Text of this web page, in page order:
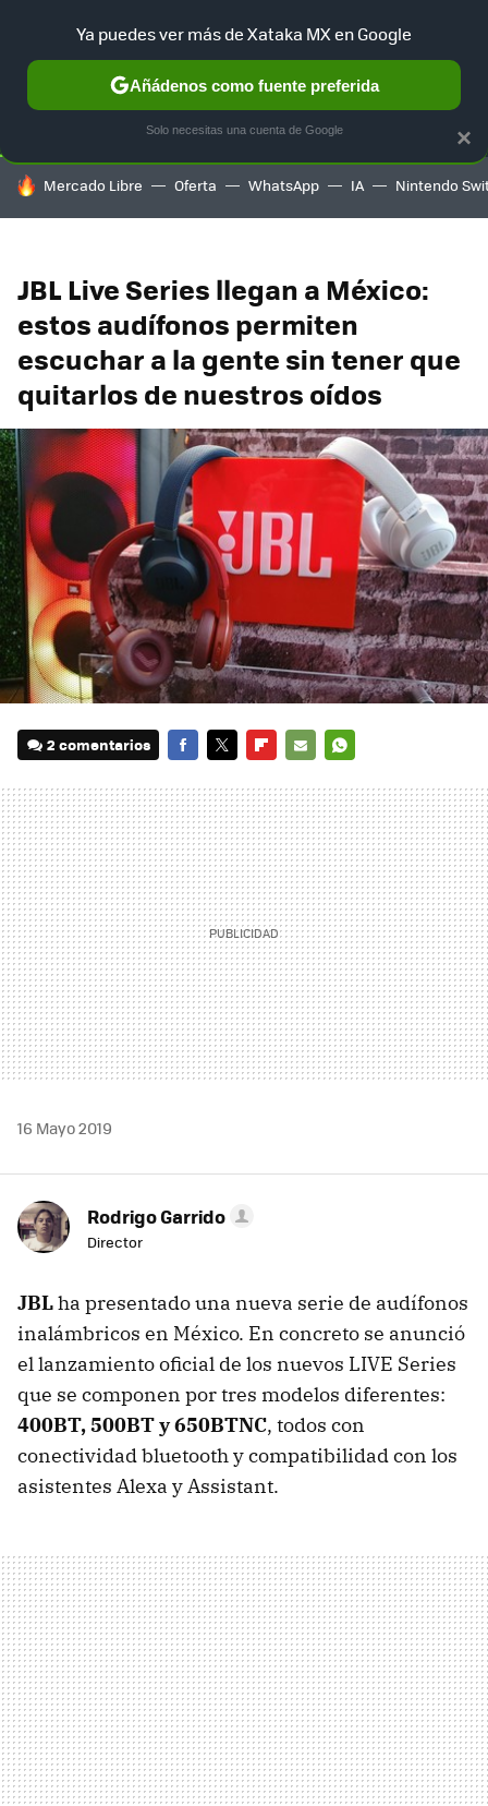
SELECCIÓN GAMING HOME AUTO TERRITORIO
HOY SE HABLA DE
Mercado Libre Oferta WhatsApp IA Nintendo
JBL Live Series llegan a México:
estos audífonos permiten
escuchar a la gente sin tener que
quitarlos de nuestros oídos
2 comentarios
MAIL
16 Mayo 2019
Rodrigo Garrido
Director
JBLha presentado una nueva serie de audífonos
inalámbricos en México. En concreto se anunció
el lanzamiento oficial de los nuevos LIVE Series
que se componen por tres modelos diferentes:
400BT, 500BT y 650BTNC, todos con
conectividad bluetooth y compatibilidad con los
asistentes Alexa y Assistant.
×
Ya puedes ver más de Xataka MX en Google
Añádenos como fuente preferida
Solo necesitas una cuenta de Google